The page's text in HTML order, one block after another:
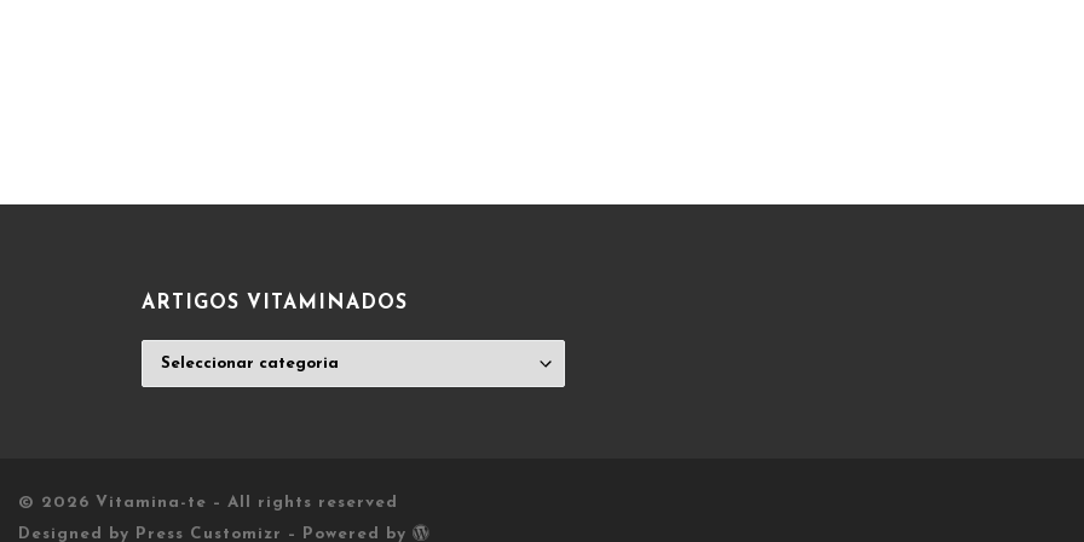
ARTIGOS VITAMINADOS
VITAMINADOS
© 2026 Vitamina-te – All rights reserved
Designed by
Press Customizr – Powered by